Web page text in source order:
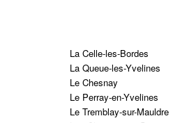
La Celle-les-Bordes
La Queue-les-Yvelines
Le Chesnay
Le Perray-en-Yvelines
Le Tremblay-sur-Mauldre